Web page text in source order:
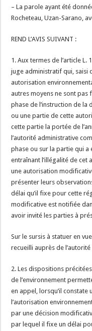
– La parole ayant été
Rocheteau, Uzan-Sarano,
REND L’AVIS SUIVANT :
1. Aux termes de l’article L.
juge administratif qui, saisi
autorisation
autres moyens ne sont pas
phase de l’instruction de la
ou une partie de cette
cette partie la portée de
l’autorité administrative
phase ou sur la partie qui a
entraînant l’illégalité de cet
une autorisation
présenter leurs
délai qu’il fixe pour cette
modificative est notifiée
avoir invité les parties à
Sur le sursis à statuer en
recueilli auprès de
2. Les dispositions
de l’environnement
en appel, lorsqu’il constate
l’autorisation
par une décision
par lequel il fixe un délai